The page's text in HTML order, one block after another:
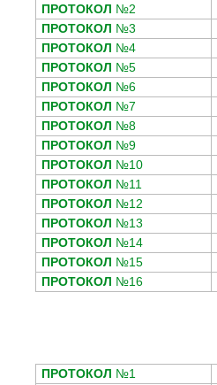
ПРОТОКОЛ №2
ПРОТОКОЛ №3
ПРОТОКОЛ №4
ПРОТОКОЛ №5
ПРОТОКОЛ №6
ПРОТОКОЛ №7
ПРОТОКОЛ №8
ПРОТОКОЛ №9
ПРОТОКОЛ №10
ПРОТОКОЛ №11
ПРОТОКОЛ №12
ПРОТОКОЛ №13
ПРОТОКОЛ №14
ПРОТОКОЛ №15
ПРОТОКОЛ №16
ПРОТОКОЛ №1